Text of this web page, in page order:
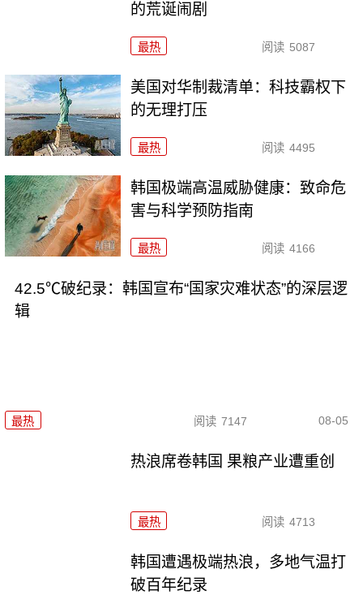
的荒诞闹剧
最热 阅读 5087
美国对华制裁清单：科技霸权下
的无理打压
最热 阅读 4495
韩国极端高温威胁健康：致命危
害与科学预防指南
最热 阅读 4166
42.5℃破纪录：韩国宣布“国家灾难状态”的深层逻
辑
最热 阅读 7147 08-05
热浪席卷韩国 果粮产业遭重创
最热 阅读 4713
韩国遭遇极端热浪，多地气温打
破百年纪录